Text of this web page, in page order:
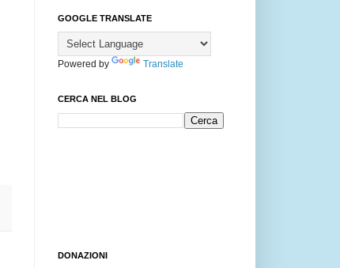
GOOGLE TRANSLATE
Powered by Translate
CERCA NEL BLOG
DONAZIONI